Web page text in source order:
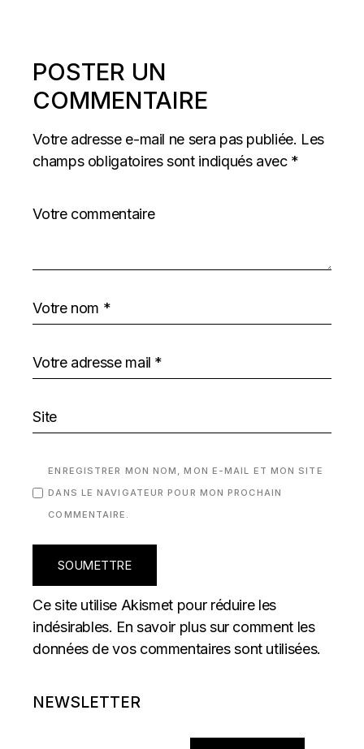
POSTER UN
COMMENTAIRE
Votre adresse e-mail ne sera pas publiée. Les
champs obligatoires sont indiqués avec *
ENREGISTRER MON NOM, MON E-MAIL ET MON SITE
DANS LE NAVIGATEUR POUR MON PROCHAIN
COMMENTAIRE.
SOUMETTRE
Ce site utilise Akismet pour réduire les
indésirables. En savoir plus sur comment les
données de vos commentaires sont utilisées.
NEWSLETTER